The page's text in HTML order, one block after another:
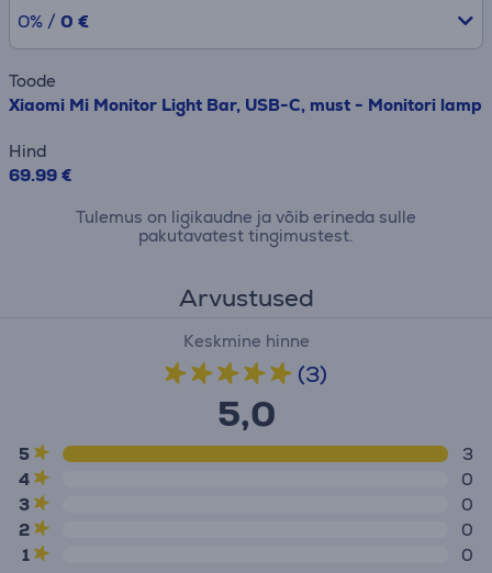
0% / 0 €
Toode
Xiaomi Mi Monitor Light Bar, USB-C, must - Monitori lamp
Hind
69.99 €
Tulemus on ligikaudne ja võib erineda sulle
pakutavatest tingimustest.
Arvustused
Keskmine hinne
(3)
5,0
5
3
4
0
3
0
2
0
1
0